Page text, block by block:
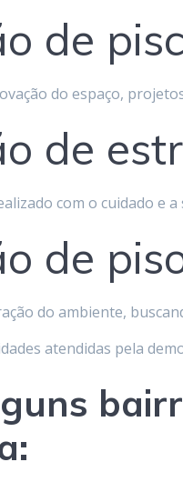
de
do espaço,
de
com o cuidado e
de
do ambiente,
atendidas pela